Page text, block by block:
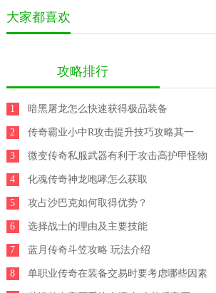
大家都喜欢
攻略排行
1 暗黑屠龙怎么快速获得极品装备
2 传奇霸业小中R攻击提升技巧攻略其一
3 微变传奇私服武器有利于攻击高护甲怪物
4 化魂传奇神龙咆哮怎么获取
5 攻占沙巴克如何取得优势？
6 选择战士的理由及主要技能
7 蓝月传奇斗笠攻略 玩法介绍
8 单职业传奇在装备交易时要考虑哪些因素